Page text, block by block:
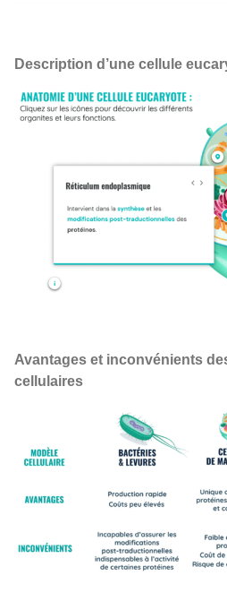
Description d’une cellule
Avantages et inconvénients
cellulaires